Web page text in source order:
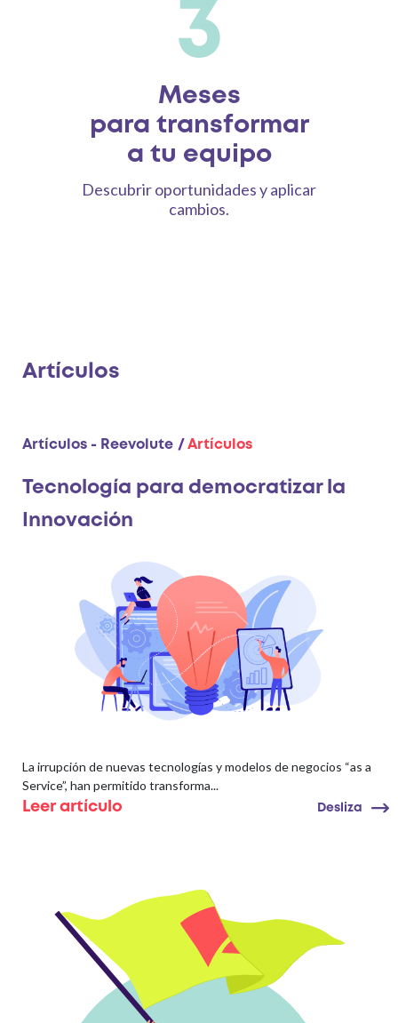
3
Meses
para transformar
a tu equipo
Descubrir oportunidadesy aplicar
cambios.
Artículos
Artículos
Artículos - Reevolute
Tecnología para democratizar la
Innovación
La irrupción de nuevas tecnologías y modelos de negocios “as a
Service”, han permitido transforma...
Leer artículo Desliza